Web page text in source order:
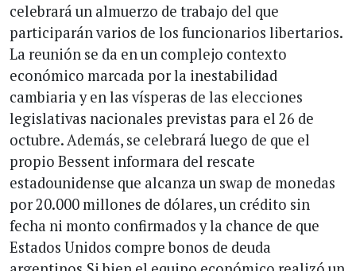
celebrará un almuerzo de trabajo del que
participarán varios de los funcionarios libertarios.
La reunión se da en un complejo contexto
económico marcada por la inestabilidad
cambiaria y en las vísperas de las elecciones
legislativas nacionales previstas para el 26 de
octubre. Además, se celebrará luego de que el
propio Bessent informara del rescate
estadounidense que alcanza un swap de monedas
por 20.000 millones de dólares, un crédito sin
fecha ni monto confirmados y la chance de que
Estados Unidos compre bonos de deuda